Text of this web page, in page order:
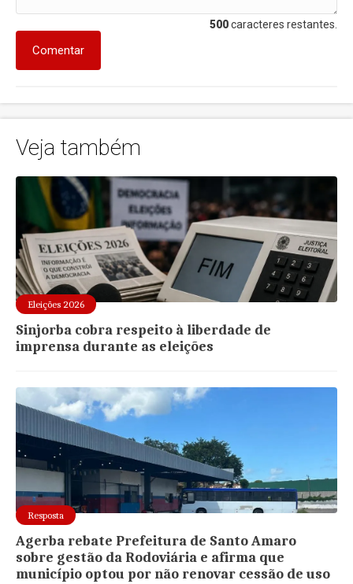
500caracteres restantes.
Comentar
Veja também
Eleições 2026
Sinjorba cobra respeito à liberdade de
imprensa durante as eleições
Resposta
Agerba rebate Prefeitura de Santo Amaro
sobre gestão da Rodoviária e afirma que
município optou por não renovar cessão de uso